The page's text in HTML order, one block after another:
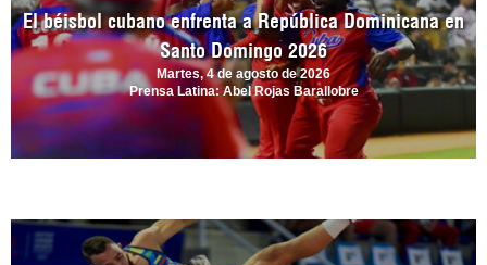
El béisbol cubano enfrenta a República Dominicana en
Santo Domingo 2026
Martes, 4 de agosto de 2026
Prensa Latina: Abel Rojas Barallobre